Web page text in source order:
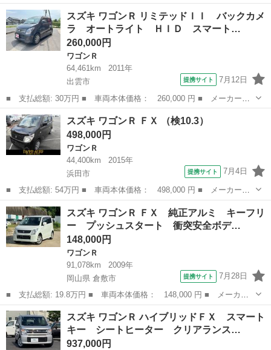
名： スズキ ■ 車種名： ワゴンＲ ■ グレード名： ＦＸ リア
パーキングセンサー 衝突被害軽減ブレーキ リアパーキングセンサ
ー 運転席...
島根 松江市 ワゴンＲ
スズキ ワゴンＲ リミテッドＩＩ バックカメ
ラ オートライト ＨＩＤ スマート…
260,000円
ワゴンＲ
64,461km
2011年
出雲市
提携サイト 7月12日
■ 支払総額: 30万円 ■ 車両本体価格： 260,000 円 ■ メーカー
名： スズキ ■ 車種名： ワゴンＲ ■ グレード名： リミテッド
ＩＩ バックカメラ オートライト ＨＩＤ スマートキー 電動格
納ミラー シート...
島根 出雲市 ワゴンＲ
スズキ ワゴンＲ ＦＸ （検10.3）
498,000円
ワゴンＲ
44,400km
2015年
浜田市
提携サイト 7月4日
■ 支払総額: 54万円 ■ 車両本体価格： 498,000 円 ■ メーカー
名： スズキ ■ 車種名： ワゴンＲ ■ グレード名： ＦＸ ■ 排
気量： 660cc ■ ドア枚数： 5D ■ ミッション： インパネAT ■...
島根 浜田市 ワゴンＲ
スズキ ワゴンＲ ＦＸ 純正アルミ キーフリ
ー プッシュスタート 衝突安全ボデ…
148,000円
ワゴンＲ
91,078km
2009年
岡山県 倉敷市
提携サイト 7月28日
■ 支払総額: 19.8万円 ■ 車両本体価格： 148,000 円 ■ メーカー
名： スズキ ■ 車種名： ワゴンＲ ■ グレード名： ＦＸ 純正
アルミ キーフリー プッシュスタート 衝突安全ボディ 盗難防止
システム ベ...
岡山 倉敷市 ワゴンＲ
スズキ ワゴンＲ ハイブリッドＦＸ スマート
キー シートヒーター クリアランス…
937,000円